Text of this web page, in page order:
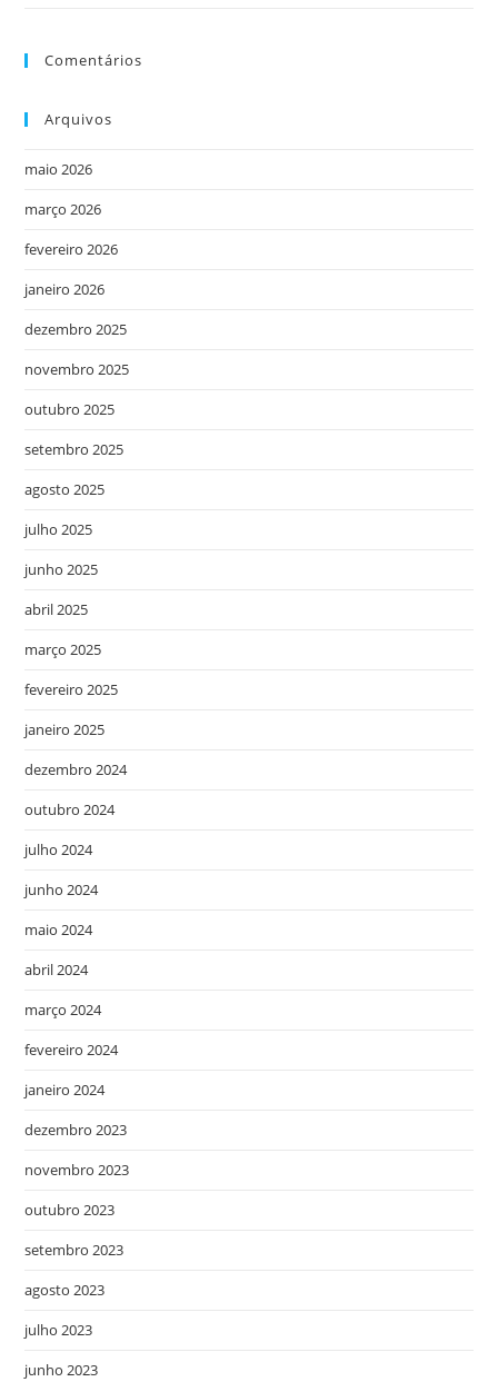
Comentários
Arquivos
maio 2026
março 2026
fevereiro 2026
janeiro 2026
dezembro 2025
novembro 2025
outubro 2025
setembro 2025
agosto 2025
julho 2025
junho 2025
abril 2025
março 2025
fevereiro 2025
janeiro 2025
dezembro 2024
outubro 2024
julho 2024
junho 2024
maio 2024
abril 2024
março 2024
fevereiro 2024
janeiro 2024
dezembro 2023
novembro 2023
outubro 2023
setembro 2023
agosto 2023
julho 2023
junho 2023